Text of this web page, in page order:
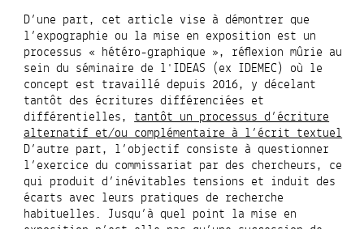
D’une part, cet article vise à démontrer que
l’expographie ou la mise en exposition est un
processus « hétéro-graphique », réflexion mûrie au
sein du séminaire de l'IDEAS (ex IDEMEC) où le
concept est travaillé depuis 2016, y décelant
tantôt des écritures différenciées et
différentielles,tantôt un processus d’écriture
alternatif et/ou complémentaire à l’écrit textuel
D’autre part, l’objectif consiste à questionner
l’exercice du commissariat par des chercheurs, ce
qui produit d’inévitables tensions et induit des
écarts avec leurs pratiques de recherche
habituelles. Jusqu’à quel point la mise en